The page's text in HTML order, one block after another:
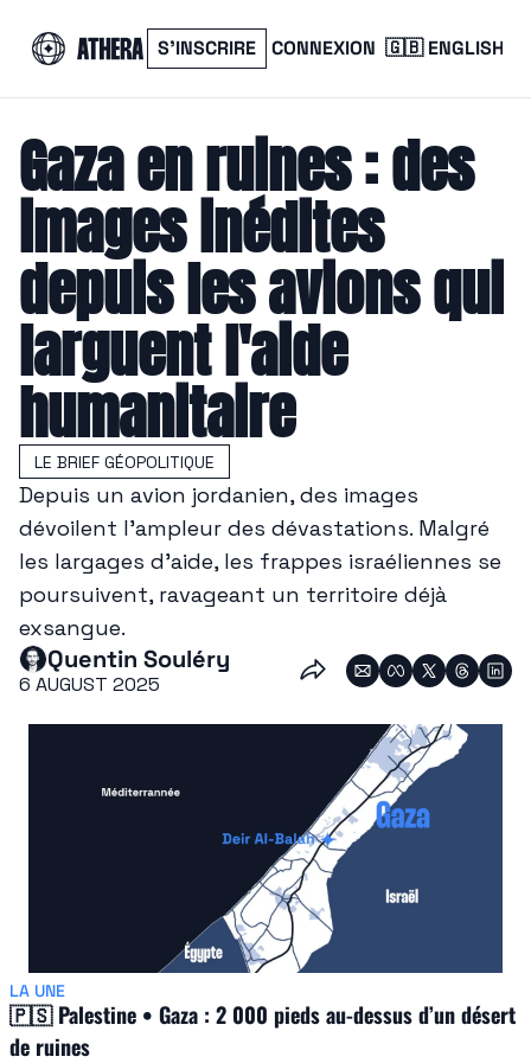
S’INSCRIRE CONNEXION 🇬🇧 ENGLISH
Gaza en ruines : des
images inédites
depuis les avions qui
larguent l'aide
humanitaire
LE BRIEF GÉOPOLITIQUE
Depuis un avion jordanien, des images
dévoilent l'ampleur des dévastations. Malgré
les largages d’aide, les frappes israéliennes se
poursuivent, ravageant un territoire déjà
exsangue.
Quentin Souléry
6 AUGUST 2025
LA UNE
🇵🇸 Palestine • Gaza : 2 000 pieds au-dessus d’un désert
de ruines